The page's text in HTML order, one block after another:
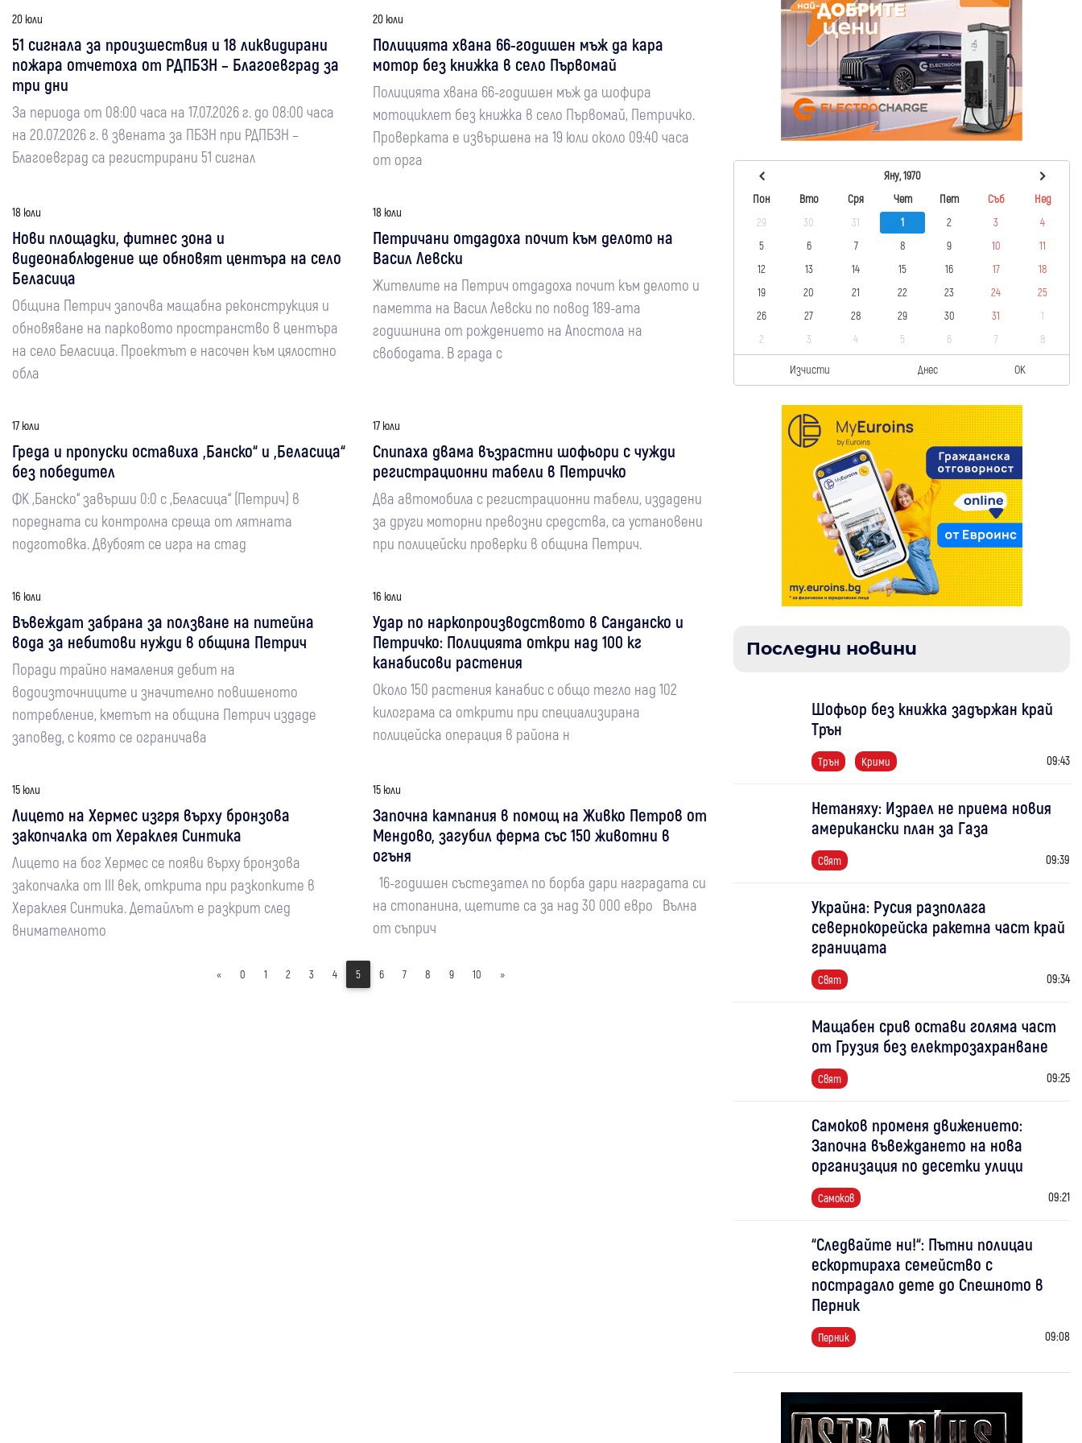
20 юли
51 сигнала за произшествия и 18 ликвидирани
пожара отчетоха от РДПБЗН – Благоевград за
три дни
За периода от 08:00 часа на 17.07.2026 г. до 08:00 часа
на 20.07.2026 г. в звената за ПБЗН при РДПБЗН –
Благоевград са регистрирани 51 сигнал
20 юли
Полицията хвана 66-годишен мъж да кара
мотор без книжка в село Първомай
Полицията хвана 66-годишен мъж да шофира
мотоциклет без книжка в село Първомай, Петричко.
Проверката е извършена на 19 юли около 09:40 часа
от орга
18 юли
Нови площадки, фитнес зона и
видеонаблюдение ще обновят центъра на село
Беласица
Община Петрич започва мащабна реконструкция и
обновяване на парковото пространство в центъра
на село Беласица. Проектът е насочен към цялостно
обла
18 юли
Петричани отдадоха почит към делото на
Васил Левски
Жителите на Петрич отдадоха почит към делото и
паметта на Васил Левски по повод 189-ата
годишнина от рождението на Апостола на
свободата. В града с
17 юли
Греда и пропуски оставиха „Банско“ и „Беласица“
без победител
ФК „Банско“ завърши 0:0 с „Беласица“ (Петрич) в
поредната си контролна среща от лятната
подготовка. Двубоят се игра на стад
17 юли
Спипаха двама възрастни шофьори с чужди
регистрационни табели в Петричко
Два автомобила с регистрационни табели, издадени
за други моторни превозни средства, са установени
при полицейски проверки в община Петрич.
16 юли
Въвеждат забрана за ползване на питейна
вода за небитови нужди в община Петрич
Поради трайно намаления дебит на
водоизточниците и значително повишеното
потребление, кметът на община Петрич издаде
заповед, с която се ограничава
16 юли
Удар по наркопроизводството в Санданско и
Петричко: Полицията откри над 100 кг
канабисови растения
Около 150 растения канабис с общо тегло над 102
килограма са открити при специализирана
полицейска операция в района н
15 юли
Лицето на Хермес изгря върху бронзова
закопчалка от Хераклея Синтика
Лицето на бог Хермес се появи върху бронзова
закопчалка от III век, открита при разкопките в
Хераклея Синтика. Детайлът е разкрит след
внимателното
15 юли
Започна кампания в помощ на Живко Петров от
Мендово, загубил ферма със 150 животни в
огъня
16-годишен състезател по борба дари наградата си
на стопанина, щетите са за над 30 000 евро Вълна
от съприч
« 0 1 2 3 4 5 6 7 8 9 10 »
Яну, 1970
Пон
Вто Сря Чет Пет Съб
Нед
29
30 31 1 2 3
4
5
6 7 8 9 10
11
12
13 14 15 16 17
18
19
20 21 22 23 24
25
26
27 28 29 30 31
1
2
3 4 5 6 7 8
Изчисти Днес OK
Последни новини
Шофьор без книжка задържан край
Трън
Трън Крими 09:43
Нетаняху: Израел не приема новия
американски план за Газа
Свят 09:39
Украйна: Русия разполага
севернокорейска ракетна част край
границата
Свят 09:34
Мащабен срив остави голяма част
от Грузия без електрозахранване
Свят 09:25
Самоков променя движението:
Започна въвеждането на нова
организация по десетки улици
Самоков 09:21
“Следвайте ни!“: Пътни полицаи
ескортираха семейство с
пострадало дете до Спешното в
Перник
Перник 09:08